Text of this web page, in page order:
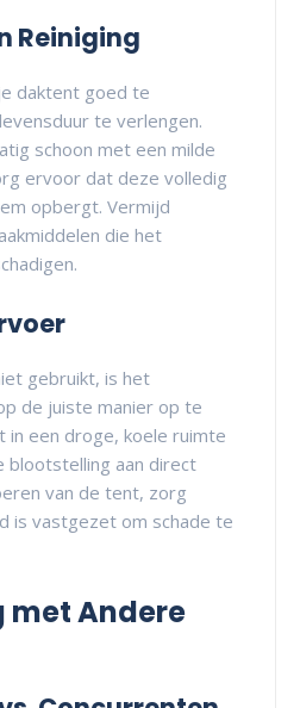
Reiniging
daktent goed te
te verlengen.
schoon met een milde
ervoor dat deze volledig
opbergt. Vermijd
die het
gebruikt, is het
de juiste manier op te
in een droge, koele ruimte
blootstelling aan direct
van de tent, zorg
is vastgezet om schade te
met Andere